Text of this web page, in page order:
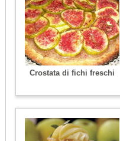
Crostata di fichi freschi